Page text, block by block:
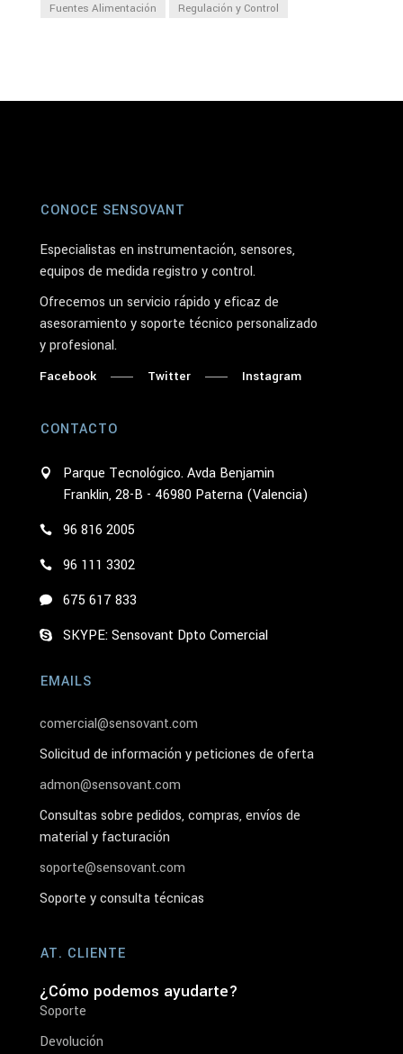
Fuentes Alimentación Regulación y Control
CONOCE SENSOVANT
Especialistas en instrumentación, sensores,
equipos de medida registro y control.
Ofrecemos un servicio rápido y eficaz de
asesoramiento y soporte técnico personalizado
y profesional.
Facebook Twitter Instagram
CONTACTO
Parque Tecnológico. Avda Benjamin
Franklin, 28-B - 46980 Paterna (Valencia)
96 816 2005
96 111 3302
675 617 833
SKYPE: Sensovant Dpto Comercial
EMAILS
comercial@sensovant.com
Solicitud de información y peticiones de oferta
admon@sensovant.com
Consultas sobre pedidos, compras, envíos de
material y facturación
soporte@sensovant.com
Soporte y consulta técnicas
AT. CLIENTE
¿Cómo podemos ayudarte?
Soporte
Devolución